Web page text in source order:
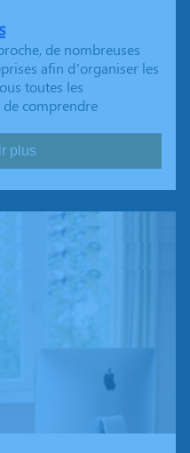
de nombreuses
afin d’organiser les
toutes les
comprendre
plus